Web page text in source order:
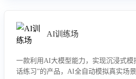
AI训练场
一款利用AI大模型能力，实现沉浸式模
话练习”的产品，AI全自动模拟真实场